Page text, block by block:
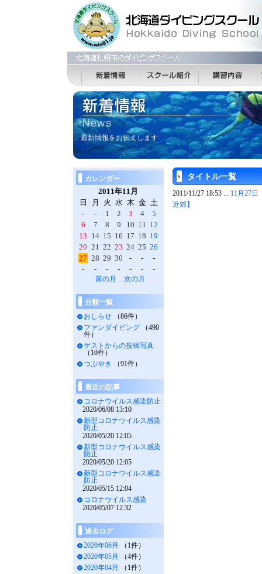
最新情報をお伝えします
タイトル一覧
2011/11/27 18:53 ... 11月27
近郊】
カレンダー
2011年11月
日
月 火 水 木 金 土
-
- 1 2 3 4
5
6
7 8 9 10 11 12
13 14 15 16 17 18 19
20 21 22 23 24 25 26
27 28 29 30 - -
-
-
- - - - - -
前の月 次の月
分類一覧
おしらせ （86件）
ファンダイビング （490
件）
ゲストからの投稿写真
（10件）
つぶやき
（91件）
最近の記事
コロナウイルス感染防止
2020/06/08 13:10
新型コロナウイルス感染
防止
2020/05/20 12:05
新型コロナウイルス感染
防止
2020/05/20 12:05
新型コロナウイルス感染
防止
2020/05/15 12:04
コロナウイルス感染
2020/05/07 12:32
過去ログ
2020年06月
（1件）
2020年05月
（4件）
2020年04月
（1件）